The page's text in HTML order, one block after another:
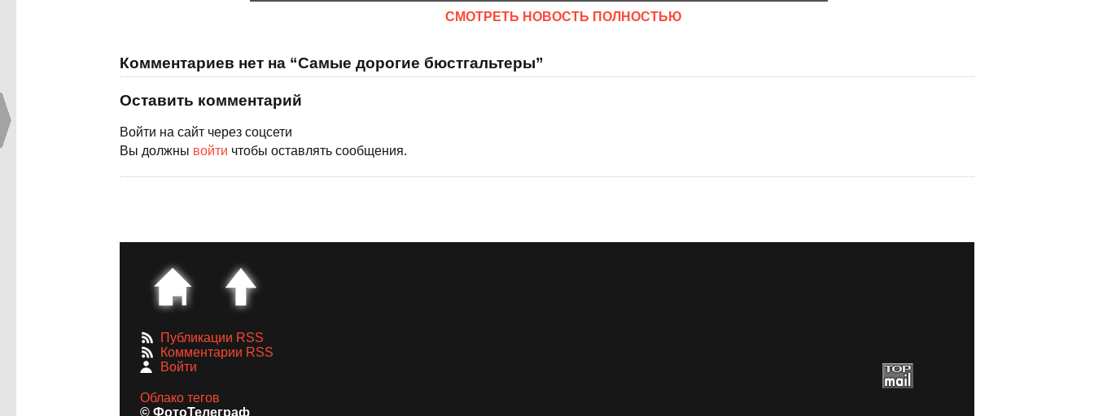
CМОТРЕТЬ НОВОСТЬ ПОЛНОСТЬЮ
Комментариев нет на “Самые дорогие бюстгальтеры”
Оставить комментарий
Войти на сайт через соцсети
Вы должны войти чтобы оставлять сообщения.
Публикации RSS
Комментарии RSS
Войти
Облако тегов
© ФотоТелеграф